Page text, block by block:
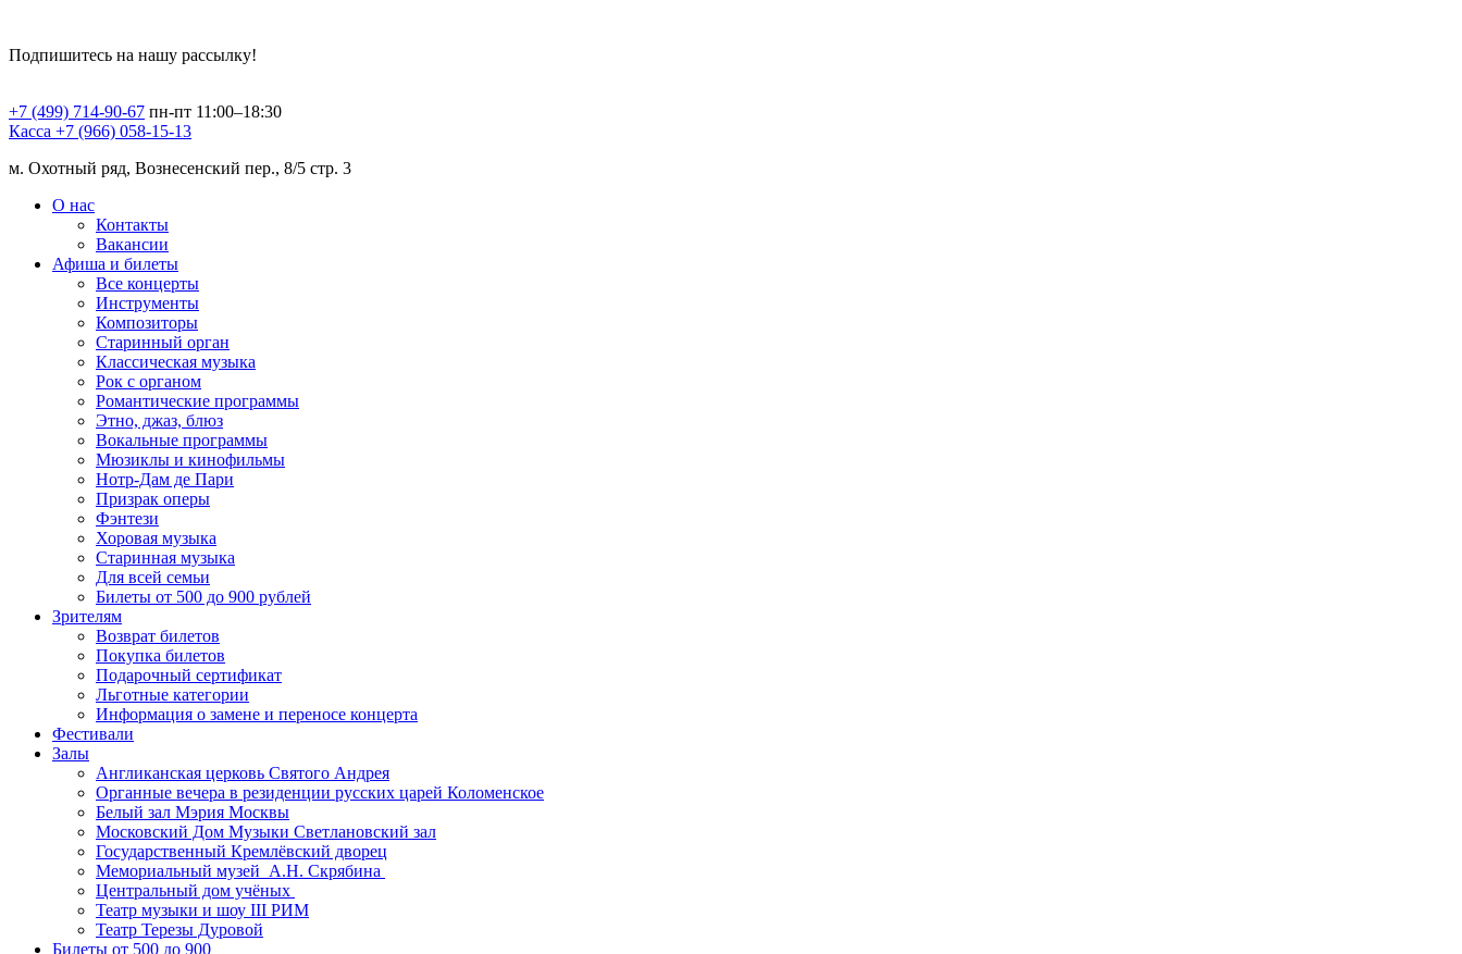
Подпишитесь на нашу рассылку!
+7 (499) 714-90-67 пн-пт 11:00–18:30
Касса +7 (966) 058-15-13
м. Охотный ряд, Вознесенский пер., 8/5 стр. 3
О нас
Контакты
Вакансии
Афиша и билеты
Все концерты
Инструменты
Композиторы
Старинный орган
Классическая музыка
Рок с органом
Романтические программы
Этно, джаз, блюз
Вокальные программы
Мюзиклы и кинофильмы
Нотр-Дам де Пари
Призрак оперы
Фэнтези
Хоровая музыка
Старинная музыка
Для всей семьи
Билеты от 500 до 900 рублей
Зрителям
Возврат билетов
Покупка билетов
Подарочный сертификат
Льготные категории
Информация о замене и переносе концерта
Фестивали
Залы
Англиканская церковь Святого Андрея
Органные вечера в резиденции русских царей Коломенское
Белый зал Мэрия Москвы
Московский Дом Музыки Светлановский зал
Государственный Кремлёвский дворец
Мемориальный музей А.Н. Скрябина
Центральный дом учёных
Театр музыки и шоу III РИМ
Театр Терезы Дуровой
Билеты от 500 до 900